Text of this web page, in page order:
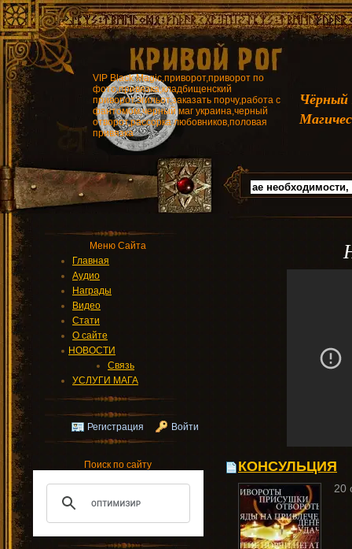
VIP Black Magic,приворот,приворот по
фото,привязка,кладбищенский
приворот,эгильот,заказать порчу,работа с
фантомом,черный маг украина,черный
отворот,рассорка любовников,половая
привязка
Меню Сайта
Главная
Аудио
Награды
Видео
Стати
О сайте
НОВОСТИ
Связь
УСЛУГИ МАГА
Регистрация Войти
Поиск по сайту КОНСУЛЬЦИЯ
20